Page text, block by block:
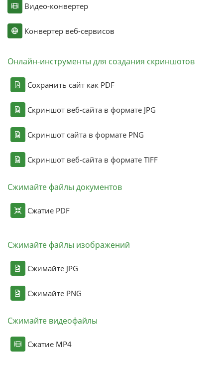
Видео-конвертер
Конвертер веб-сервисов
Онлайн-инструменты для создания скриншотов
Сохранить сайт как PDF
Скриншот веб-сайта в формате JPG
Скриншот сайта в формате PNG
Скриншот веб-сайта в формате TIFF
Сжимайте файлы документов
Сжатие PDF
Сжимайте файлы изображений
Сжимайте JPG
Сжимайте PNG
Сжимайте видеофайлы
Сжатие MP4